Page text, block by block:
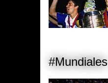
#Mundiales